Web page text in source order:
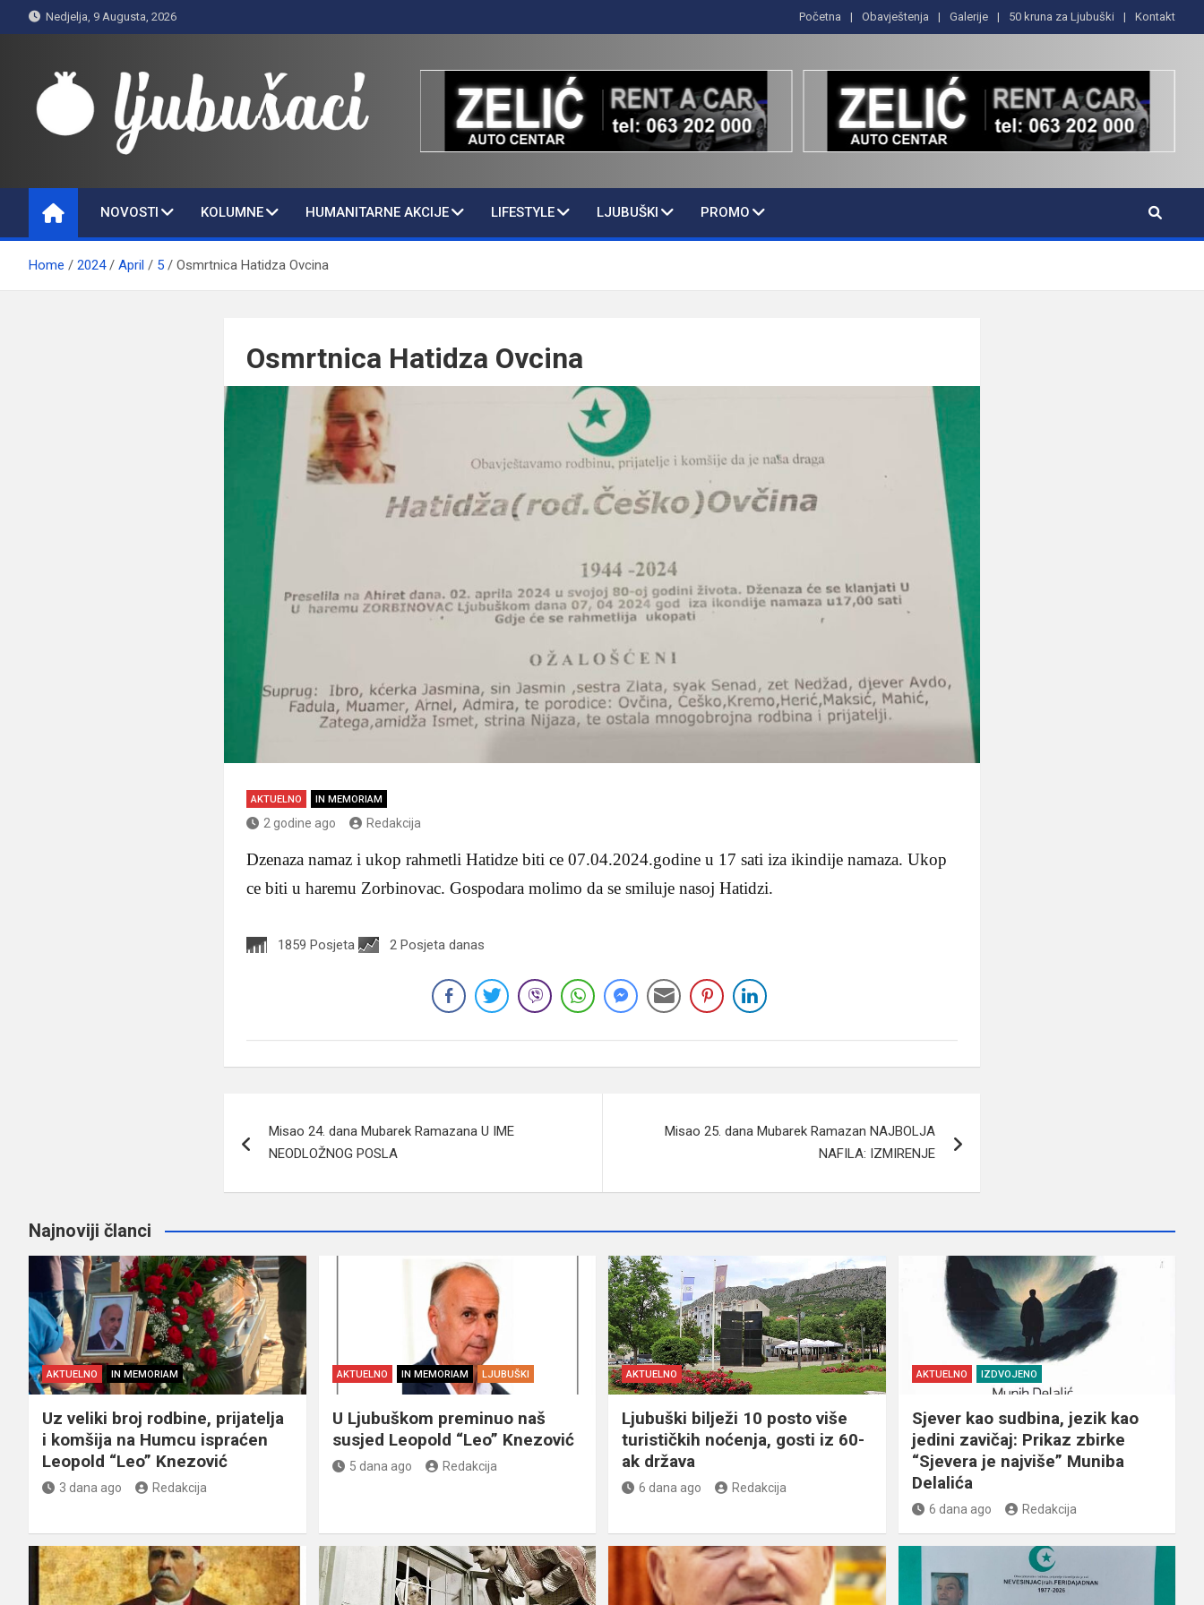
to
Nedjelja, 9 Augusta, 2026 Početna Obavještenja Galerije 50 kruna za Ljubuški Kontakt
Ljubušaci
NOVOSTI KOLUMNE HUMANITARNE AKCIJE LIFESTYLE LJUBUŠKI PROMO
Home 2024 April 5 Osmrtnica Hatidza Ovcina
Osmrtnica Hatidza Ovcina
AKTUELNO IN MEMORIAM
2 godine ago Redakcija
Dzenaza namaz i ukop rahmetli Hatidze biti ce 07.04.2024.godine u 17 sati iza ikindije namaza. Ukop
ce biti u haremu Zorbinovac. Gospodara molimo da se smiluje nasoj Hatidzi.
1859 Posjeta 2 Posjeta danas
članaka
Misao 24. dana Mubarek Ramazana U IME
NEODLOŽNOG POSLA
Misao 25. dana Mubarek Ramazan NAJBOLJA
NAFILA: IZMIRENJE
Najnoviji članci
AKTUELNO IN MEMORIAM
Uz veliki broj rodbine, prijatelja
i komšija na Humcu ispraćen
Leopold “Leo” Knezović
3 dana ago Redakcija
AKTUELNO IN MEMORIAM LJUBUŠKI
U Ljubuškom preminuo naš
susjed Leopold “Leo” Knezović
5 dana ago Redakcija
AKTUELNO
Ljubuški bilježi 10 posto više
turističkih noćenja, gosti iz 60-
ak država
6 dana ago Redakcija
AKTUELNO IZDVOJENO
Sjever kao sudbina, jezik kao
jedini zavičaj: Prikaz zbirke
“Sjevera je najviše” Muniba
Delalića
6 dana ago Redakcija